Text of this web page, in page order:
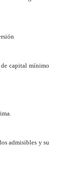
capital mínimo
admisibles y su